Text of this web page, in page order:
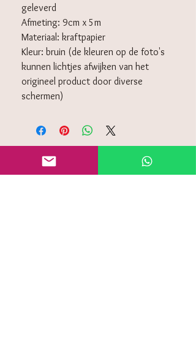
geleverd
Afmeting: 9cm x 5m
Materiaal: kraftpapier
Kleur: bruin (de kleuren op de foto's
kunnen lichtjes afwijken van het
origineel product door diverse
schermen)
KLANTENSERVICE